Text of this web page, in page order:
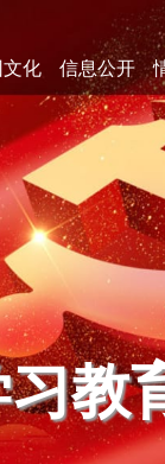
文化 信息公开
教